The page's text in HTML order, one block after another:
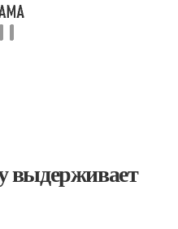
выдерживает